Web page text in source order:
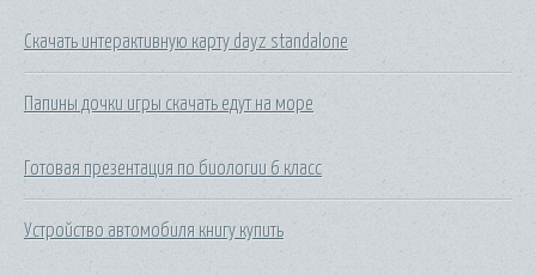
Скачать интерактивную карту dayz standalone
Папины дочки игры скачать едут на море
Готовая презентация по биологии 6 класс
Устройство автомобиля книгу купить